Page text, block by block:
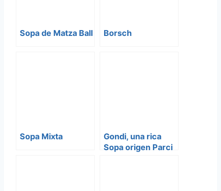
Sopa de Matza Ball Borsch
Sopa Mixta
Gondi, una rica
Sopa origen Parci